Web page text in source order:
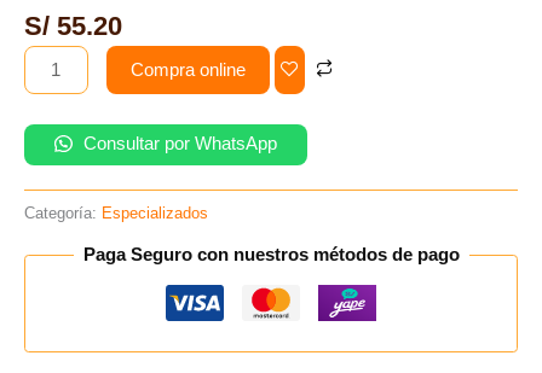
S/ 55.20
und
x
1rollo
Compra online
Consultar por WhatsApp
Categoría: Especializados
Paga Seguro con nuestros métodos de pago